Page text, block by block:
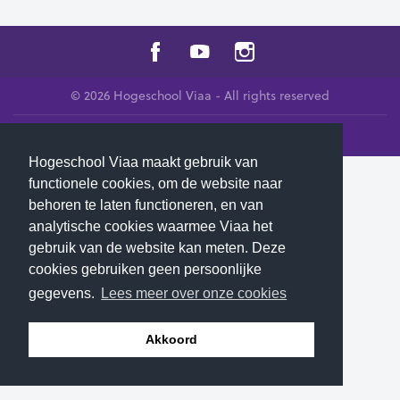
Hogeschool Viaa maakt gebruik van
functionele cookies, om de website naar
behoren te laten functioneren, en van
analytische cookies waarmee Viaa het
gebruik van de website kan meten. Deze
cookies gebruiken geen persoonlijke
gegevens.
Lees meer over onze cookies
Akkoord
© 2026 Hogeschool Viaa - All rights reserved